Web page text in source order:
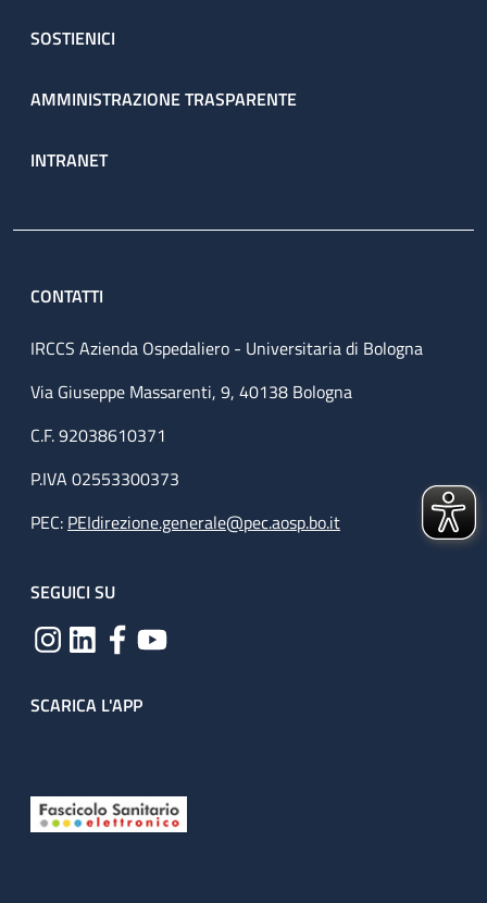
SOSTIENICI
AMMINISTRAZIONE TRASPARENTE
INTRANET
CONTATTI
IRCCS Azienda Ospedaliero - Universitaria di Bologna
Via Giuseppe Massarenti, 9, 40138 Bologna
C.F. 92038610371
P.IVA 02553300373
PEC: PEIdirezione.generale@pec.aosp.bo.it
SEGUICI SU
SCARICA L'APP